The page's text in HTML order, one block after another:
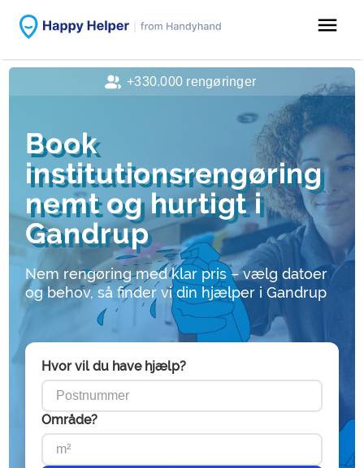
menu
Book
institutionsrengøring
nemt og hurtigt i
Gandrup
Nem rengøring med klar pris – vælg datoer
og behov, så finder vi din hjælper i Gandrup
Hvor vil du have hjælp?
Område?
+330.000 rengøringer